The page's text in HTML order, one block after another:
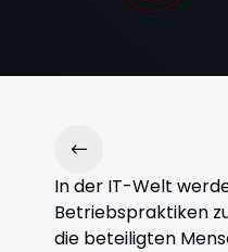
In der IT-Welt
Betriebspraktiken
die beteiligten